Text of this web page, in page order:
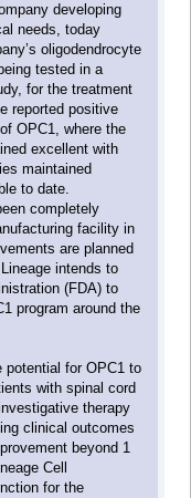
developing
needs, today
oligodendrocyte
tested in a
for the treatment
reported positive
OPC1, where the
excellent with
maintained
to date.
completely
facility in
are planned
intends to
(FDA) to
program around the
potential for OPC1 to
with spinal cord
therapy
clinical outcomes
beyond 1
Cell
for the